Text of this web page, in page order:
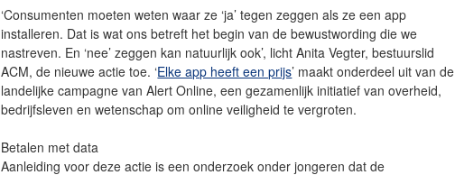
‘Consumenten moeten weten waar ze ‘ja’ tegen zeggen als ze een app
installeren. Dat is wat ons betreft het begin van de bewustwording die we
nastreven. En ‘nee’ zeggen kan natuurlijk ook’, licht Anita Vegter, bestuurslid
ACM, de nieuwe actie toe. ‘Elke app heeft een prijs’ maakt onderdeel uit van de
landelijke campagne van Alert Online, een gezamenlijk initiatief van overheid,
bedrijfsleven en wetenschap om online veiligheid te vergroten.
Betalen met data
Aanleiding voor deze actie is een onderzoek onder jongeren dat de